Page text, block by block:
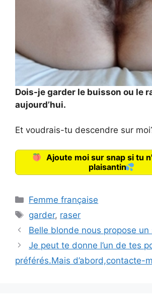
Dois-je garder le buisson ou le
aujourd’hui.
Et voudrais-tu descendre sur
Ajoute moi sur snap si tu
plaisantin
Catégories
Femme française
Étiquettes
garder, raser
Belle blonde nous propose un
Je peut te donne l’un de tes
préférés.Mais d’abord,contacte-